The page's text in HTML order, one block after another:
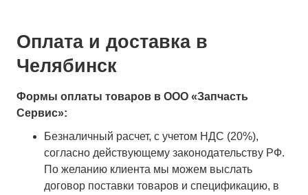
Оплата и доставка в
Челябинск
Формы оплаты товаров в ООО «Запчасть
Сервис»:
Безналичный расчет, с учетом НДС (20%),
согласно действующему законодательству РФ.
По желанию клиента мы можем выслать
договор поставки товаров и спецификацию, в